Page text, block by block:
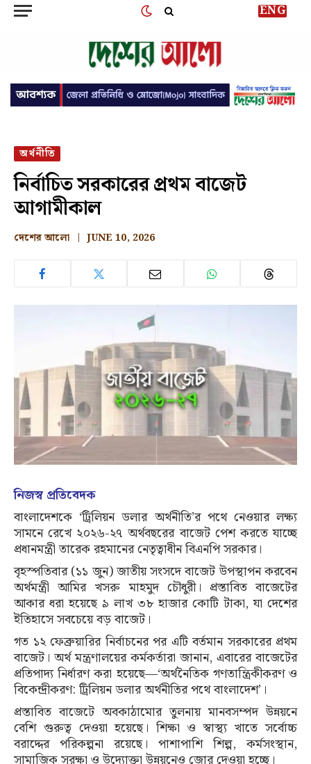
ENG
অর্থনীতি
নির্বাচিত সরকারের প্রথম বাজেট
আগামীকাল
দেশের আলো JUNE 10, 2026
নিজস্ব প্রতিবেদক
বাংলাদেশকে ‘ট্রিলিয়ন ডলার অর্থনীতি’র পথে নেওয়ার লক্ষ্য
সামনে রেখে ২০২৬-২৭ অর্থবছরের বাজেট পেশ করতে যাচ্ছে
প্রধানমন্ত্রী তারেক রহমানের নেতৃত্বাধীন বিএনপি সরকার।
বৃহস্পতিবার (১১ জুন) জাতীয় সংসদে বাজেট উপস্থাপন করবেন
অর্থমন্ত্রী আমির খসরু মাহমুদ চৌধুরী। প্রস্তাবিত বাজেটের
আকার ধরা হয়েছে ৯ লাখ ৩৮ হাজার কোটি টাকা, যা দেশের
ইতিহাসে সবচেয়ে বড় বাজেট।
গত ১২ ফেব্রুয়ারির নির্বাচনের পর এটি বর্তমান সরকারের প্রথম
বাজেট। অর্থ মন্ত্রণালয়ের কর্মকর্তারা জানান, এবারের বাজেটের
প্রতিপাদ্য নির্ধারণ করা হয়েছে—‘অর্থনৈতিক গণতান্ত্রিকীকরণ ও
বিকেন্দ্রীকরণ: ট্রিলিয়ন ডলার অর্থনীতির পথে বাংলাদেশ’।
প্রস্তাবিত বাজেটে অবকাঠামোর তুলনায় মানবসম্পদ উন্নয়নে
বেশি গুরুত্ব দেওয়া হয়েছে। শিক্ষা ও স্বাস্থ্য খাতে সর্বোচ্চ
বরাদ্দের পরিকল্পনা রয়েছে। পাশাপাশি শিল্প, কর্মসংস্থান,